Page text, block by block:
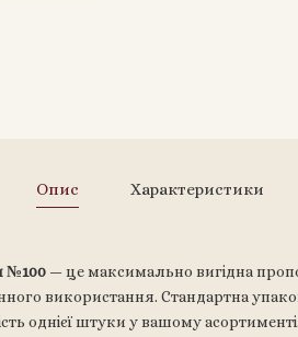
Опис Характеристики
№100— це максимально вигідна
використання. Стандартна
однієї штуки у вашому асортименті.